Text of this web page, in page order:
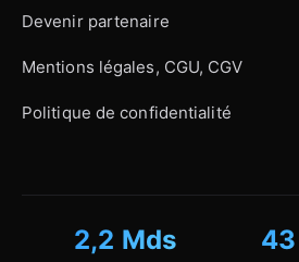
Devenir partenaire
Mentions légales, CGU, CGV
Politique de confidentialité
2,2 Mds